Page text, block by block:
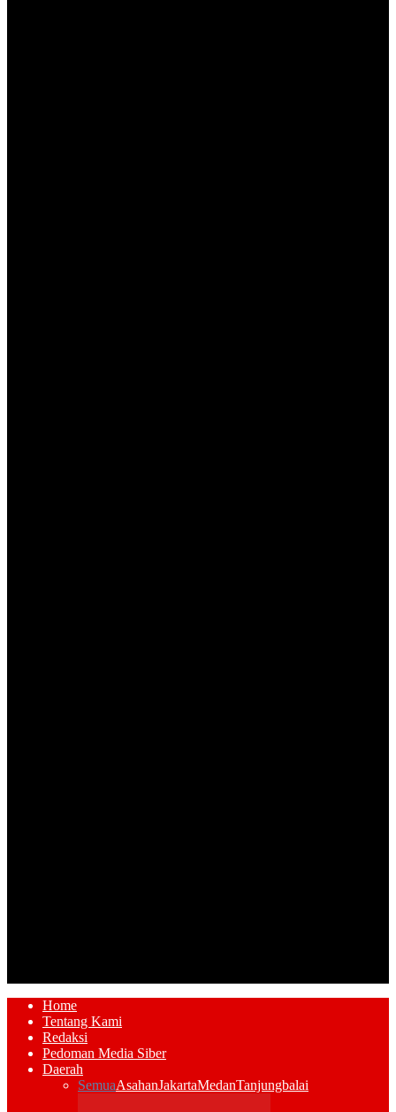
Home
Tentang Kami
Redaksi
Pedoman Media Siber
Daerah
SemuaAsahanJakartaMedanTanjungbalai